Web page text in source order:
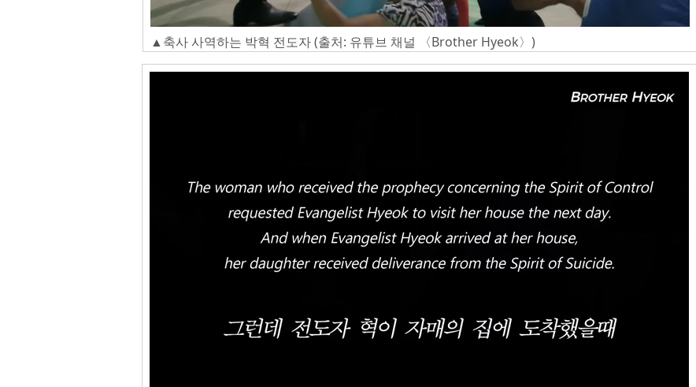
▲축사 사역하는 박혁 전도자 (출처: 유튜브 채널 〈Brother Hyeok〉)